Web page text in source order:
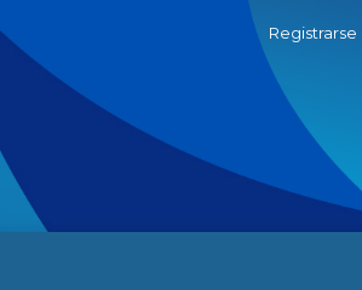
Registrarse